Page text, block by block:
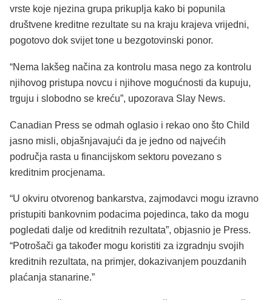
vrste koje njezina grupa prikuplja kako bi popunila
društvene kreditne rezultate su na kraju krajeva vrijedni,
pogotovo dok svijet tone u bezgotovinski ponor.
“Nema lakšeg načina za kontrolu masa nego za kontrolu
njihovog pristupa novcu i njihove mogućnosti da kupuju,
trguju i slobodno se kreću”, upozorava Slay News.
Canadian Press se odmah oglasio i rekao ono što Child
jasno misli, objašnjavajući da je jedno od najvećih
područja rasta u financijskom sektoru povezano s
kreditnim procjenama.
“U okviru otvorenog bankarstva, zajmodavci mogu izravno
pristupiti bankovnim podacima pojedinca, tako da mogu
pogledati dalje od kreditnih rezultata”, objasnio je Press.
“Potrošači ga također mogu koristiti za izgradnju svojih
kreditnih rezultata, na primjer, dokazivanjem pouzdanih
plaćanja stanarine.”